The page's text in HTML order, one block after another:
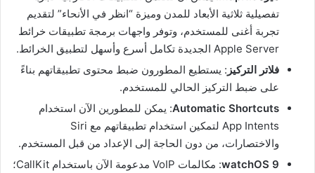
تفصيلية ثلاثية الأبعاد للمدن وميزة “انظر في الأنحاء” لتقديم
تجربة أغنى للمستخدم، وتوفر واجهات برمجة تطبيقات خرائط
Apple Server الجديدة تكامل أسرع وأسهل لتطبيق الخرائط.
فلاتر التركيز‏ : يستطيع المطورون ضبط محتوى تطبيقاتهم بناءً
على ضبط التركيز الحالي للمستخدم.
Automatic Shortcuts‏: يمكن للمطورين الآن استخدام
App Intents لتمكين استخدام تطبيقاتهم مع Siri
والاختصارات، من دون الحاجة إلى الإعداد من قبل المستخدم.
watchOS 9‏
: مكالمات VoIP مدعومة الآن باستخدام CallKit؛